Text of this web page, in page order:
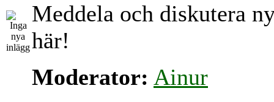
Meddela och diskutera
här!
Moderator: Ainur